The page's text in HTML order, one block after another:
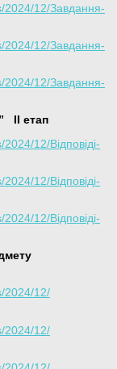
2024/12/Завдання-
2024/12/Завдання-
2024/12/Завдання-
ІІ етап
12/Відповіді-
12/Відповіді-
12/Відповіді-
2024/12/
2024/12/